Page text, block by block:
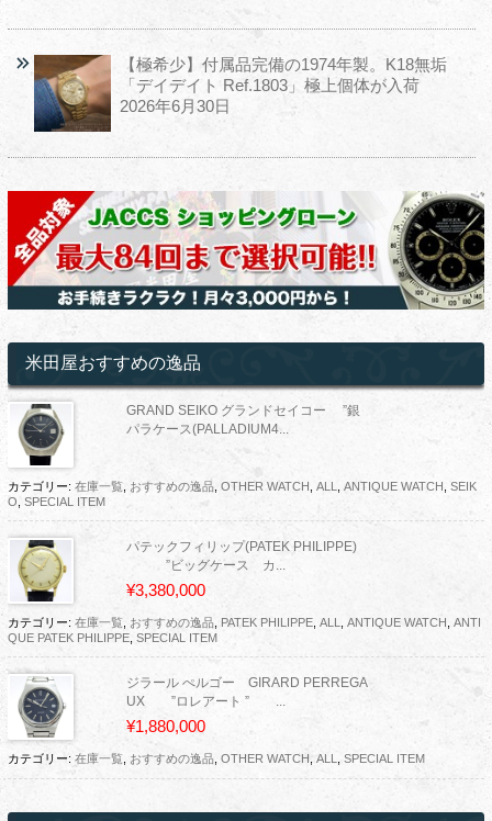
【極希少】付属品完備の1974年製。K18無垢
「デイデイト Ref.1803」極上個体が入荷
2026年6月30日
米田屋おすすめの逸品
GRAND SEIKO グランドセイコー ”銀
パラケース(PALLADIUM4...
カテゴリー: 在庫一覧, おすすめの逸品, OTHER WATCH , ALL, ANTIQUE WATCH , SEIK
O, SPECIAL ITEM
パテックフィリップ(PATEK PHILIPPE)
”ビッグケース カ...
¥3,380,000
カテゴリー: 在庫一覧, おすすめの逸品, PATEK PHILIPPE, ALL ANTIQUE WATCH ANTI
QUE PATEK PHILIPPE, SPECIAL ITEM
ジラール ぺルゴー GIRARD PERREGA
UX ”ロレアート ” ...
¥1,880,000
カテゴリー: 在庫一覧, おすすめの逸品, OTHER WATCH ALL SPECIAL ITEM